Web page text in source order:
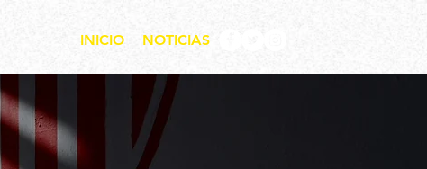
INICIO NOTICIAS